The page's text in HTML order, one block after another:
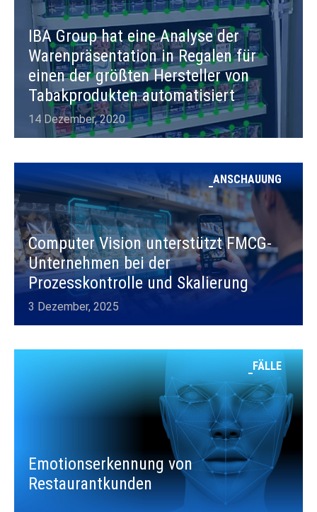
IBA Group hat eine Analyse der
Warenpräsentation in Regalen für
einen der größten Hersteller von
Tabakprodukten automatisiert
14 Dezember, 2020
ANSCHAUUNG
Computer Vision unterstützt FMCG-
Unternehmen bei der
Prozesskontrolle und Skalierung
3 Dezember, 2025
FÄLLE
Emotionserkennung von
Restaurantkunden